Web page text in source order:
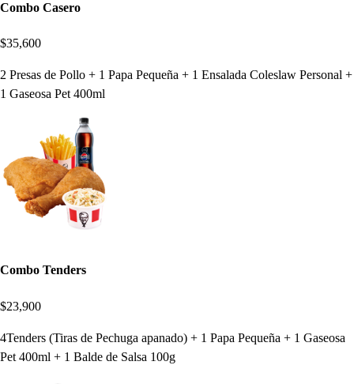
Combo Casero
$35,600
2 Presas de Pollo + 1 Papa Pequeña + 1 Ensalada Coleslaw Personal +
1 Gaseosa Pet 400ml
Combo Tenders
$23,900
4Tenders (Tiras de Pechuga apanado) + 1 Papa Pequeña + 1 Gaseosa
Pet 400ml + 1 Balde de Salsa 100g